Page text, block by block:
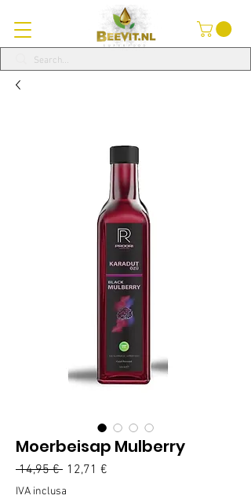
Moerbeisap Mulberry
14,95 € Prezzo
regolare
12,71 €
IVA inclusa